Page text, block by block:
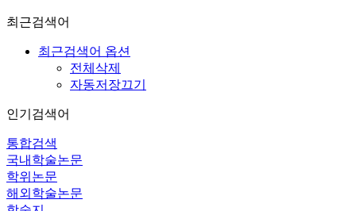
최근검색어
최근검색어 옵션
전체삭제
자동저장끄기
인기검색어
통합검색
국내학술논문
학위논문
해외학술논문